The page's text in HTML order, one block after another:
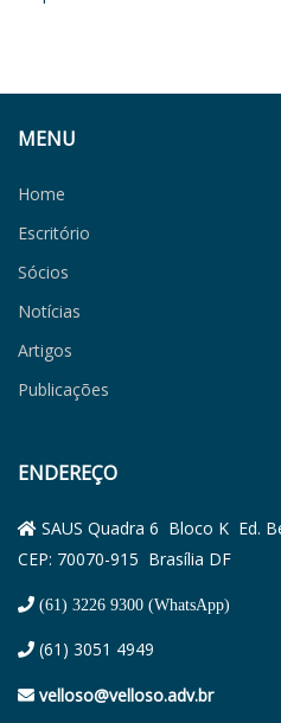
MENU
Home
Escritório
Sócios
Notícias
Artigos
Publicações
ENDEREÇO
SAUS Quadra 6 Bloco K Ed.
CEP: 70070-915 Brasília DF
(61) 3226 9300 (WhatsApp)
(61) 3051 4949
velloso@velloso.adv.br